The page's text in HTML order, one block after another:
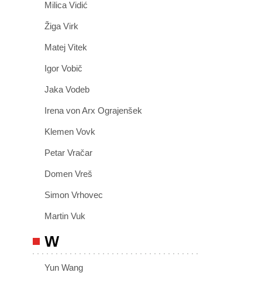
Milica Vidić
Žiga Virk
Matej Vitek
Igor Vobič
Jaka Vodeb
Irena von Arx Ograjenšek
Klemen Vovk
Petar Vračar
Domen Vreš
Simon Vrhovec
Martin Vuk
W
Yun Wang